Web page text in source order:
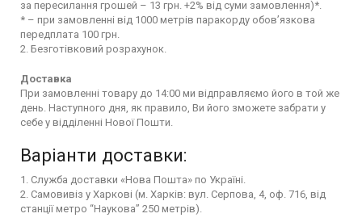
за пересилання грошей – 13 грн. +2% від суми замовлення)*.
* – при замовленні від 1000 метрів паракорду обов’язкова
передплата 100 грн.
2. Безготівковий розрахунок.
Доставка
При замовленні товару до 14:00 ми відправляємо його в той же
день. Наступного дня, як правило, Ви його зможете забрати у
себе у відділенні Нової Пошти.
Варіанти доставки:
1. Служба доставки «Нова Пошта» по Україні.
2. Самовивіз у Харкові (м. Харків: вул. Серпова, 4, оф. 716, від
станції метро “Наукова” 250 метрів).